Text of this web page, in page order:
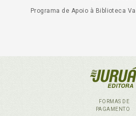
Programa de Apoio à Biblioteca
FORMAS DE
PAGAMENTO